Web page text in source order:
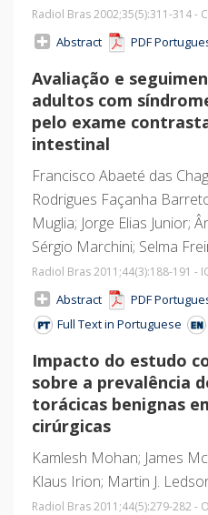
Radiol Bras 2002;35(5):311-314 -
Abstract PDF
Avaliação e
adultos com
pelo exame
intestinal
Francisco Abaeté das
Rodrigues Façanha
Muglia; Jorge Elias Junior;
Sérgio Marchini; Selma
Radiol Bras 2011;44(3):188-191 -
Abstract PDF
Full Text in Portuguese
Impacto do estudo
sobre a prevalência
torácicas benignas
cirúrgicas
Kamlesh Mohan; James
Klaus Irion; Martin J.
Radiol Bras 2011;44(5):279-282 -